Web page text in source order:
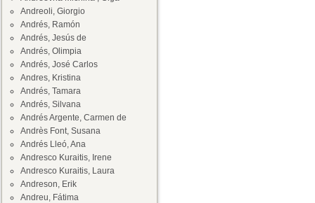
Andreoli, Giorgio
Andrés, Ramón
Andrés, Jesús de
Andrés, Olimpia
Andrés, José Carlos
Andres, Kristina
Andrés, Tamara
Andrés, Silvana
Andrés Argente, Carmen de
Andrès Font, Susana
Andrés Lleó, Ana
Andresco Kuraitis, Irene
Andresco Kuraitis, Laura
Andreson, Erik
Andreu, Fátima